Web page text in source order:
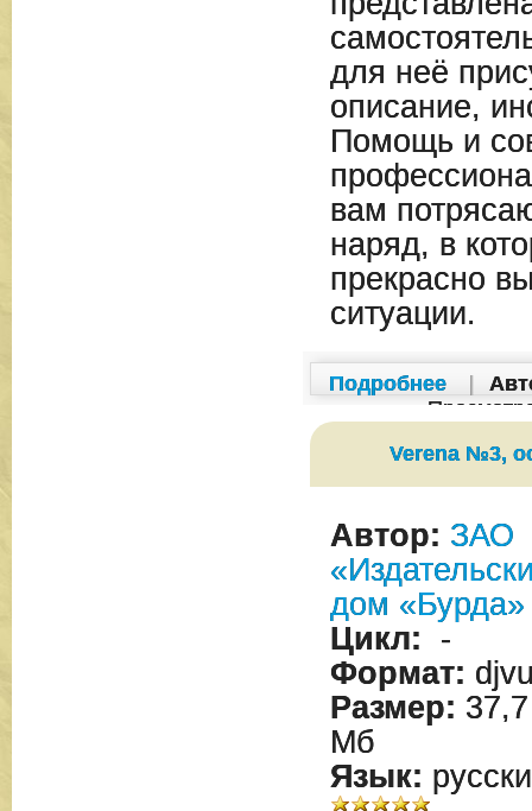
для неё
описание,
Помощь и
вам
наряд, в
прекрасно
ситуации.
Подробнее
Verena №3,
Автор: ЗАО
дом «Бурда»
Цикл: -
Формат:
Размер: 37,7
Мб
Язык: